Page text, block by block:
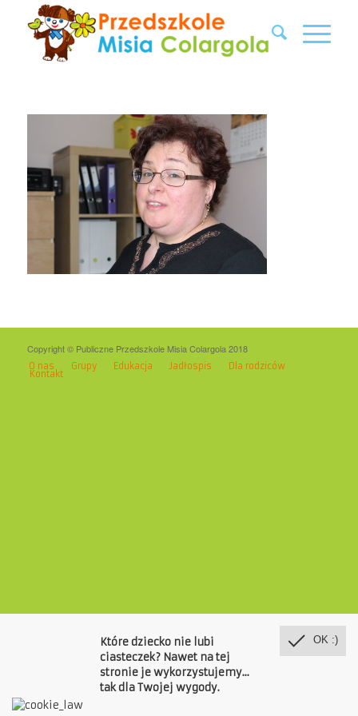
Copyright © Publiczne Przedszkole Misia Colargola 2018
O nas Grupy Edukacja Jadłospis Dla rodziców
Kontakt
OK :)
Które dziecko nie lubi
ciasteczek? Nawet na tej
stronie je wykorzystujemy...
tak dla Twojej wygody.